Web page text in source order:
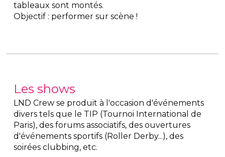
tableaux sont montés.
Objectif : performer sur scène !
Les shows
LND Crew se produit à l'occasion d'événements
divers tels que le TIP (Tournoi International de
Paris), des forums associatifs, des ouvertures
d'événements sportifs (Roller Derby...), des
soirées clubbing, etc.